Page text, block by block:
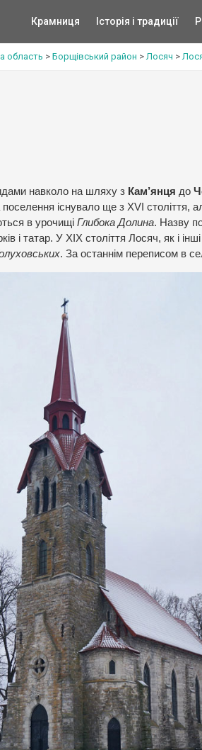
Крамниця Історія і традиції
область > Борщівський район >Лосяч >
навколо на шляху з Кам’янця до
існувало ще з XVI століття,
в урочищі Глибока Долина. Назву
і татар. У ХІХ століття Лосяч, як і
. За останнім переписом в